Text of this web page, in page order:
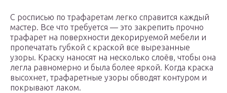
С росписью по трафаретам легко справится каждый
мастер. Все что требуется — это закрепить прочно
трафарет на поверхности декорируемой мебели и
пропечатать губкой с краской все вырезанные
узоры. Краску наносят на несколько слоёв, чтобы она
легла равномерно и была более яркой. Когда краска
высохнет, трафаретные узоры обводят контуром и
покрывают лаком.